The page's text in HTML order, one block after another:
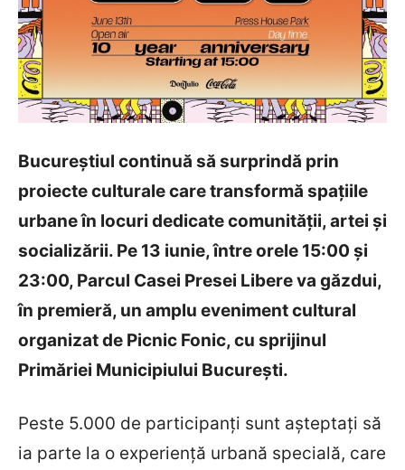
Bucureștiul continuă să surprindă prin
proiecte culturale care transformă spațiile
urbane în locuri dedicate comunității, artei și
socializării. Pe 13 iunie, între orele 15:00 și
23:00, Parcul Casei Presei Libere va găzdui,
în premieră, un amplu eveniment cultural
organizat de Picnic Fonic, cu sprijinul
Primăriei Municipiului București.
Peste 5.000 de participanți sunt așteptați să
ia parte la o experiență urbană specială, care